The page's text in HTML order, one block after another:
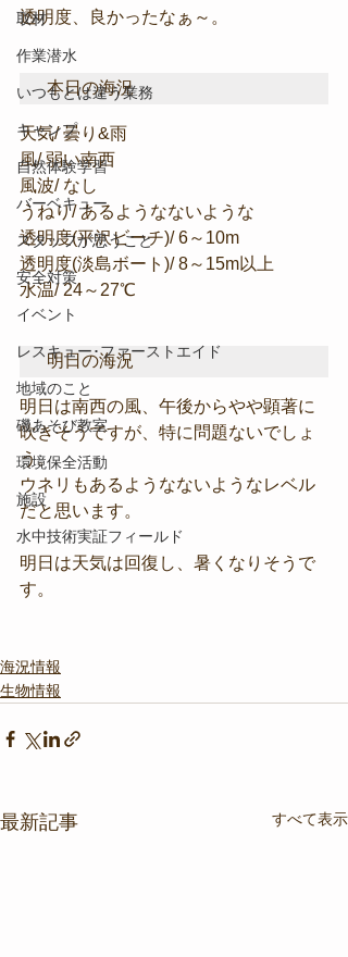
取材
作業潜水
いつもとは違う業務
キャンプ
自然体験学習
バーベキュー
スタッフが思うこと
安全対策
イベント
レスキュー･ファーストエイド
地域のこと
磯あそび教室
環境保全活動
施設
水中技術実証フィールド
透明度、良かったなぁ～。
本日の海況
天気/ 曇り&雨
風/ 弱い南西
風波/ なし
うねり/ あるようなないような
透明度(平沢ビーチ)/ 6～10m
透明度(淡島ボート)/ 8～15m以上
水温/ 24～27℃
明日の海況
明日は南西の風、午後からやや顕著に
吹きそうですが、特に問題ないでしょ
う。
ウネリもあるようなないようなレベル
だと思います。
明日は天気は回復し、暑くなりそうで
す。
海況情報
生物情報
最新記事 すべて表示